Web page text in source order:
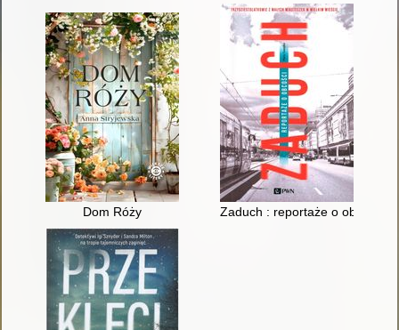
Dom Róży Zaduch : reportaże o obcości :